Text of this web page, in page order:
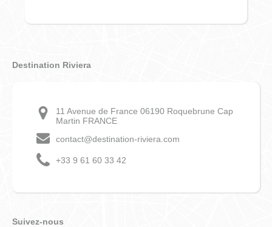
Destination Riviera
11 Avenue de France 06190 Roquebrune Cap
Martin FRANCE
contact@destination-riviera.com
+33 9 61 60 33 42
Suivez-nous